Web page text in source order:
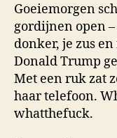
Goeiemorgen
gordijnen open
donker, je zus
Donald Trump
Met een ruk zat
haar telefoon.
whatthefuck.